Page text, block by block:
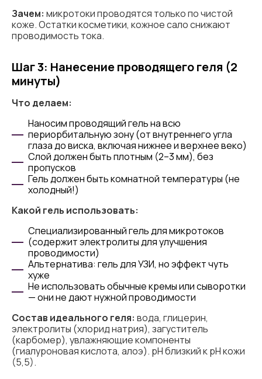
Зачем: микротоки проводятся только по чистой
коже. Остатки косметики, кожное сало снижают
проводимость тока.
Шаг 3: Нанесение проводящего геля (2
минуты)
Что делаем:
Наносим проводящий гель на всю
периорбитальную зону (от внутреннего угла
глаза до виска, включая нижнее и верхнее веко)
Слой должен быть плотным (2–3 мм), без
пропусков
Гель должен быть комнатной температуры (не
холодный!)
Какой гель использовать:
Специализированный гель для микротоков
(содержит электролиты для улучшения
проводимости)
Альтернатива: гель для УЗИ, но эффект чуть
хуже
Не использовать обычные кремы или сыворотки
— они не дают нужной проводимости
Состав идеального геля: вода, глицерин,
электролиты (хлорид натрия), загуститель
(карбомер), увлажняющие компоненты
(гиалуроновая кислота, алоэ). pH близкий к pH кожи
(5,5).